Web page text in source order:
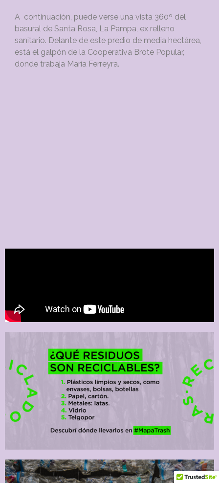
A continuación, puede verse una vista 360º del
basural de Santa Rosa, La Pampa, ex relleno
sanitario. Delante de este predio de media hectárea,
está el galpón de la Cooperativa Brote Popular,
donde trabaja María Ferreyra.